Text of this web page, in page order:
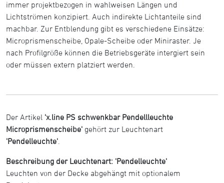
immer projektbezogen in wahlweisen Längen und
Lichtströmen konzipiert. Auch indirekte Lichtanteile sind
machbar. Zur Entblendung gibt es verschiedene Einsätze:
Microprismenscheibe, Opale-Scheibe oder Miniraster. Je
nach Profilgröße können die Betriebsgeräte intergiert sein
oder müssen extern platziert werden.
Der Artikel 'x.line PS schwenkbar Pendellleuchte
Microprismenscheibe' gehört zur Leuchtenart
'Pendelleuchte'
Beschreibung der Leuchtenart: 'Pendelleuchte'
Leuchten von der Decke abgehängt mit optionalem